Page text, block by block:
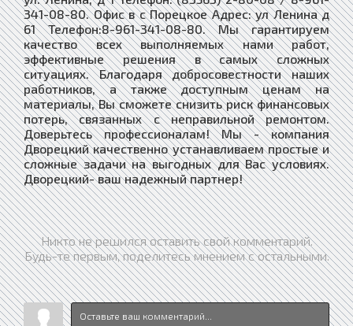
341-08-80. Офис в с Порецкое Адрес: ул Ленина д
61 Телефон:8-961-341-08-80. Мы гарантируем
качество всех выполняемых нами работ,
эффективные решения в самых сложных
ситуациях. Благодаря добросовестности наших
работников, а также доступным ценам на
материалы, Вы сможете снизить риск финансовых
потерь, связанных с неправильной ремонтом.
Доверьтесь профессионалам! Мы - компания
Дворецкий качественно устанавливаем простые и
сложные задачи на выгодных для Вас условиях.
Дворецкий- ваш надежный партнер!
Никто не решился оставить свой комментарий.
Будь-те первым, поделитесь мнением с остальными.